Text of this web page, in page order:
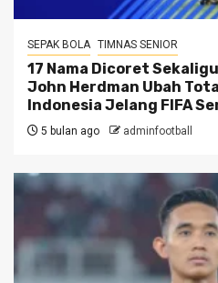
SEPAK BOLA TIMNAS SENIOR
17 Nama Dicoret
John Herdman Ubah
Indonesia Jelang FIFA
5 bulan ago adminfootball